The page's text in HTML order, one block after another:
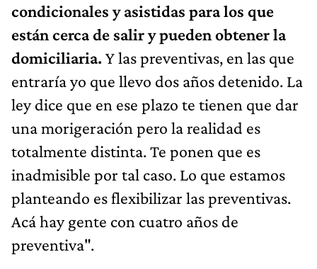
condicionales y asistidas para los que
están cerca de salir y pueden obtener la
domiciliaria. Y las preventivas, en las que
entraría yo que llevo dos años detenido. La
ley dice que en ese plazo te tienen que dar
una morigeración pero la realidad es
totalmente distinta. Te ponen que es
inadmisible por tal caso. Lo que estamos
planteando es flexibilizar las preventivas.
Acá hay gente con cuatro años de
preventiva".